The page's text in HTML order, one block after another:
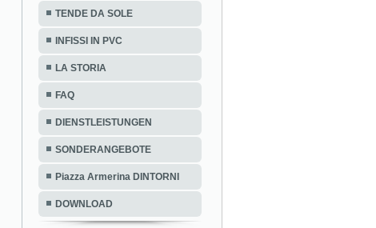
TENDE DA SOLE
INFISSI IN PVC
LA STORIA
FAQ
DIENSTLEISTUNGEN
SONDERANGEBOTE
Piazza Armerina DINTORNI
DOWNLOAD